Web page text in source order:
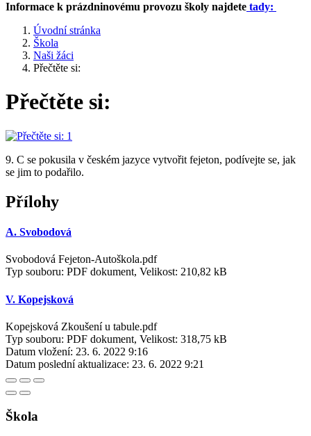
Informace k prázdninovému provozu školy najdete tady:
Úvodní stránka
Škola
Naši žáci
Přečtěte si:
Přečtěte si:
9. C se pokusila v českém jazyce vytvořit fejeton, podívejte se, jak
se jim to podařilo.
Přílohy
A. Svobodová
Svobodová Fejeton-Autoškola.pdf
Typ souboru: PDF dokument, Velikost: 210,82 kB
V. Kopejsková
Kopejsková Zkoušení u tabule.pdf
Typ souboru: PDF dokument, Velikost: 318,75 kB
Datum vložení: 23. 6. 2022 9:16
Datum poslední aktualizace: 23. 6. 2022 9:21
Škola